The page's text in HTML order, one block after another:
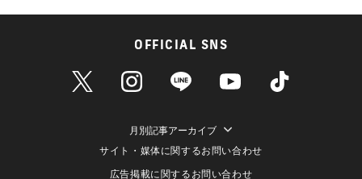
OFFICIAL SNS
月別記事アーカイブ
サイト・媒体に関するお問い合わせ
広告掲載に関するお問い合わせ